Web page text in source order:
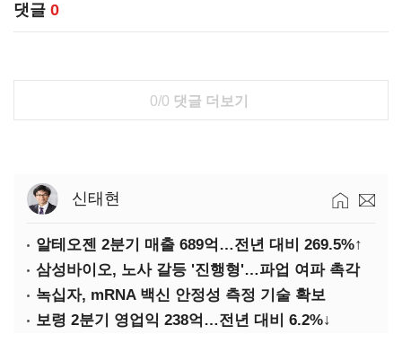
댓글 0
0/0 댓글 더보기
신태현
알테오젠 2분기 매출 689억…전년 대비 269.5%↑
삼성바이오, 노사 갈등 '진행형'…파업 여파 촉각
녹십자, mRNA 백신 안정성 측정 기술 확보
보령 2분기 영업익 238억…전년 대비 6.2%↓